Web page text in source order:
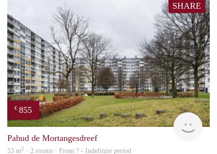
SHARE
€ 855
rent
Pahud de Mortangesdreef
53 m2 · 2 rooms · From ? - Indefinite period